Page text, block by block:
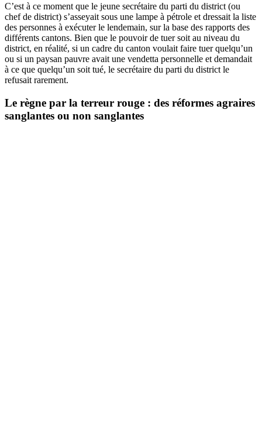
C’est à ce moment que le jeune secrétaire du parti du district (ou
chef de district) s’asseyait sous une lampe à pétrole et dressait la liste
des personnes à exécuter le lendemain, sur la base des rapports des
différents cantons. Bien que le pouvoir de tuer soit au niveau du
district, en réalité, si un cadre du canton voulait faire tuer quelqu’un
ou si un paysan pauvre avait une vendetta personnelle et demandait
à ce que quelqu’un soit tué, le secrétaire du parti du district le
refusait rarement.
Le règne par la terreur rouge : des réformes agraires
sanglantes ou non sanglantes